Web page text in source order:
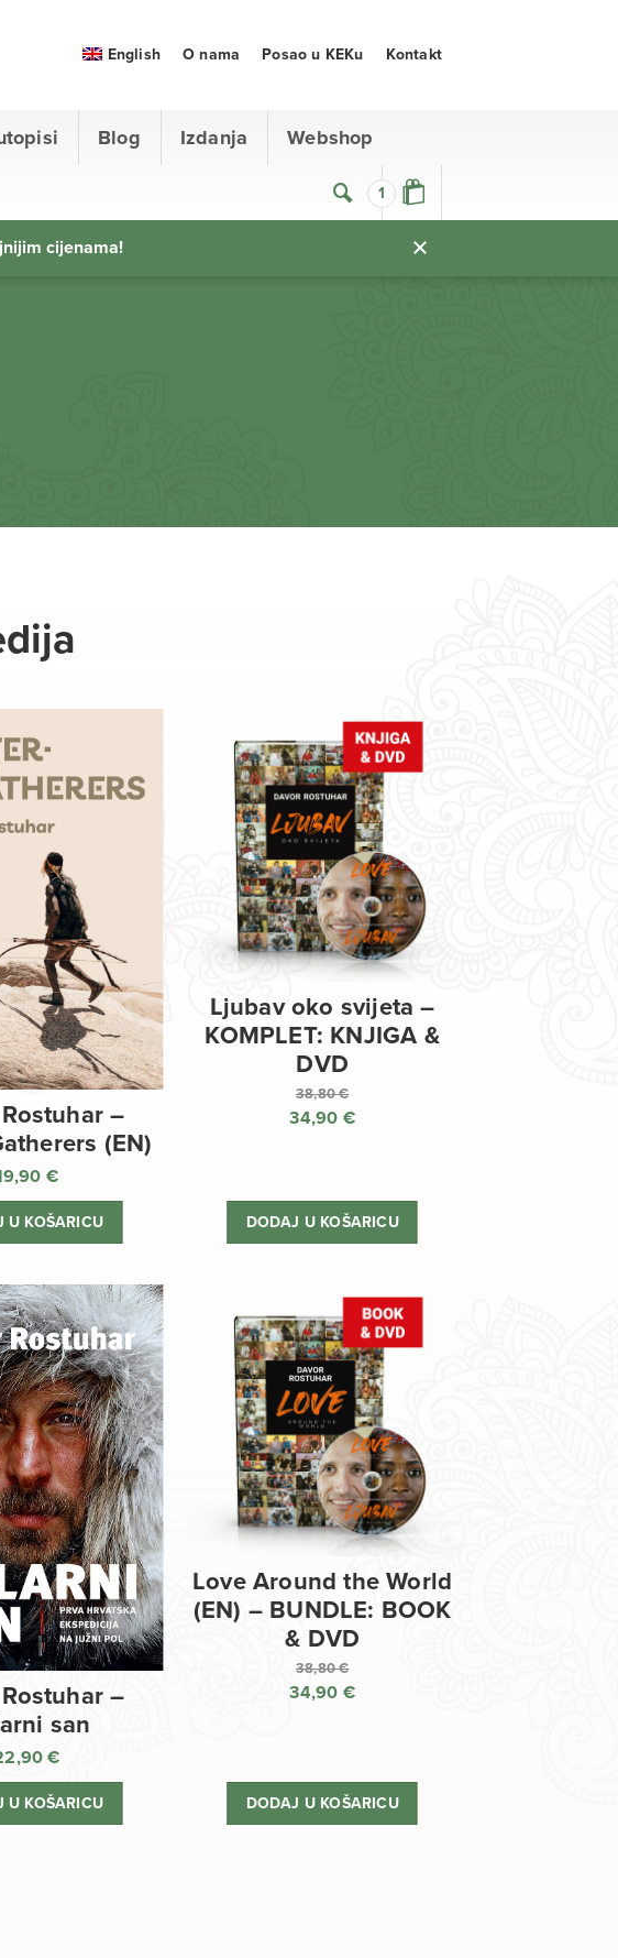
1
Blog Izdanja Webshop
English O nama Posao u KEKu Kontakt
cijenama!
–
(EN)
€
U KOŠARICU
Ljubav oko svijeta –
KOMPLET: KNJIGA &
DVD
38,80€
Izvorna
je:
38,80 €.
34,90 €
je:
34,90 €.
DODAJ U KOŠARICU
–
san
€
U KOŠARICU
Love Around the World
(EN) – BUNDLE: BOOK
& DVD
38,80€
Izvorna
je:
38,80 €.
34,90 €
je:
34,90 €.
DODAJ U KOŠARICU